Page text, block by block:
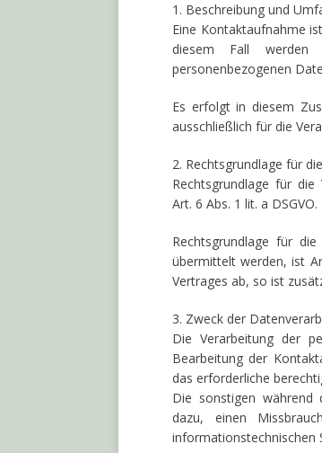
1. Beschreibung und
Eine Kontaktaufnahme
diesem Fall
personenbezogenen
Es erfolgt in diesem
ausschließlich für die
2. Rechtsgrundlage für
Rechtsgrundlage für
Art. 6 Abs. 1 lit. a DSGVO.
Rechtsgrundlage für
übermittelt werden, ist
Vertrages ab, so ist
3. Zweck der
Die Verarbeitung der
Bearbeitung der
das erforderliche
Die sonstigen während
dazu, einen
informationstechnischen